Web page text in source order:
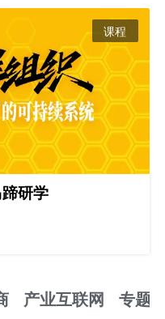
课程
研学
产业互联网 专题